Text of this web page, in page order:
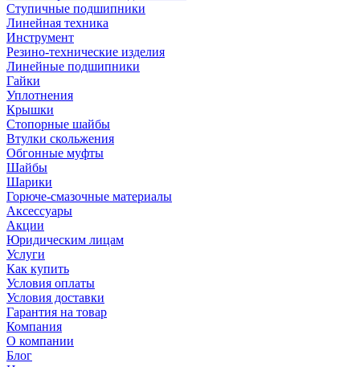
Ступичные подшипники
Линейная техника
Инструмент
Резино-технические изделия
Линейные подшипники
Гайки
Уплотнения
Крышки
Стопорные шайбы
Втулки скольжения
Обгонные муфты
Шайбы
Шарики
Горюче-смазочные материалы
Аксессуары
Акции
Юридическим лицам
Услуги
Как купить
Условия оплаты
Условия доставки
Гарантия на товар
Компания
О компании
Блог